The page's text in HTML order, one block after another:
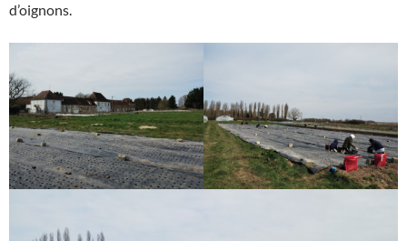
d’oignons.